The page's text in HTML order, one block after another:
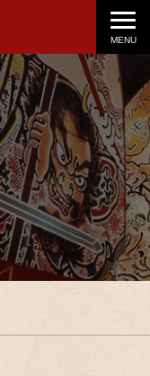
MENU